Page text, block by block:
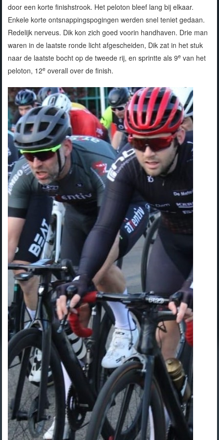
door een korte finishstrook. Het peloton bleef lang bij elkaar.
Enkele korte ontsnappingspogingen werden snel teniet gedaan.
Redelijk nerveus. Dik kon zich goed voorin handhaven. Drie man
waren in de laatste ronde licht afgescheiden, Dik zat in het stuk
naar de laatste bocht op de tweede rij, en sprintte als 9evan het
peloton, 12eoverall over de finish.